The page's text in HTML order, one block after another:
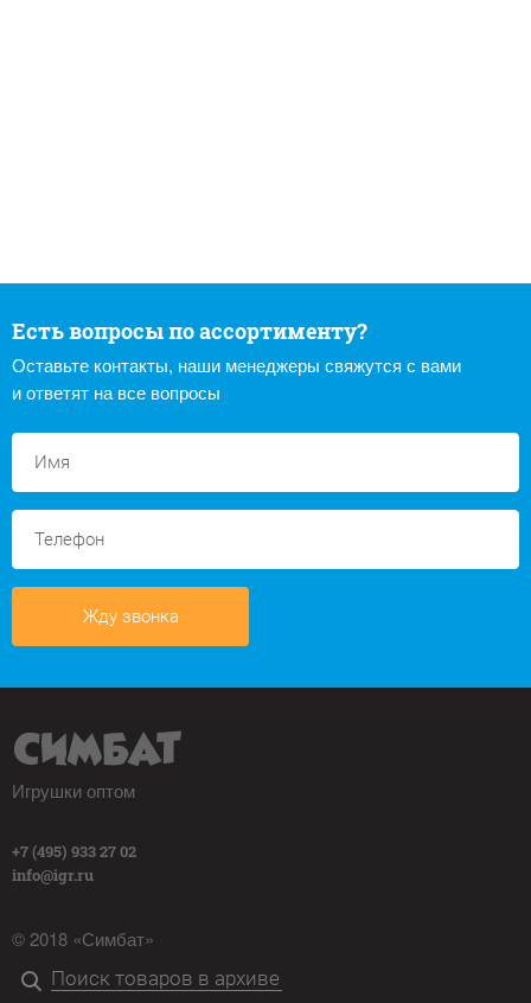
Есть вопросы по ассортименту?
Оставьте контакты, наши менеджеры свяжутся с вами
и ответят на все вопросы
Жду звонка
Игрушки оптом
+7 (495) 933 27 02
info@igr.ru
© 2018 «Симбат»